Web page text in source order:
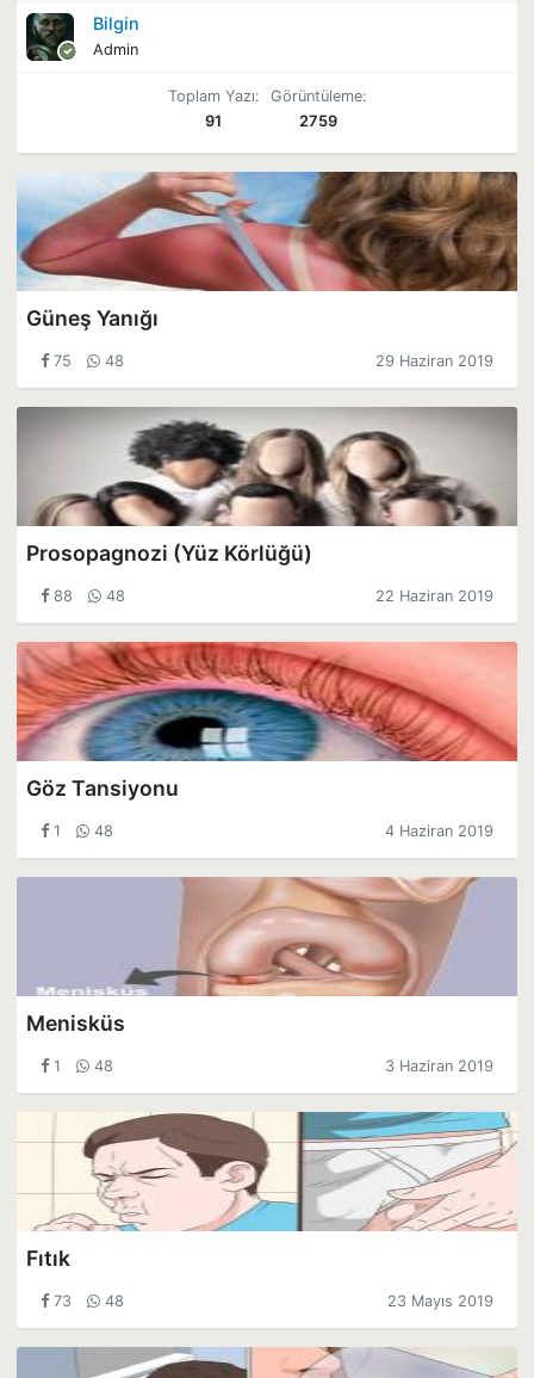
Bilgin
Admin
Toplam Yazı:
91
Görüntüleme:
2759
Güneş Yanığı
75 48 29 Haziran 2019
Prosopagnozi (Yüz Körlüğü)
88 48 22 Haziran 2019
Göz Tansiyonu
1 48 4 Haziran 2019
Menisküs
1 48 3 Haziran 2019
Fıtık
73 48 23 Mayıs 2019